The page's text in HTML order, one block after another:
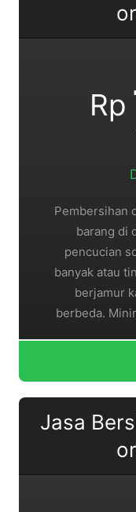
Rp
Pembersihan
barang di
pencucian
banyak atau
berjamur
berbeda.
Jasa